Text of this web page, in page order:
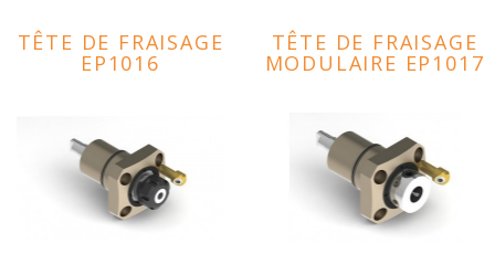
TÊTE DE FRAISAGE
EP1016
TÊTE DE FRAISAGE
MODULAIRE EP1017